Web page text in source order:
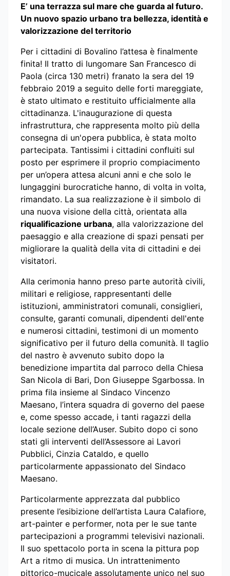
E’ una terrazza sul mare che guarda al futuro.
Un nuovo spazio urbano tra bellezza, identità e
valorizzazione del territorio
Per i cittadini di Bovalino l’attesa è finalmente
finita! Il tratto di lungomare San Francesco di
Paola (circa 130 metri) franato la sera del 19
febbraio 2019 a seguito delle forti mareggiate,
è stato ultimato e restituito ufficialmente alla
cittadinanza. L'inaugurazione di questa
infrastruttura, che rappresenta molto più della
consegna di un'opera pubblica, è stata molto
partecipata. Tantissimi i cittadini confluiti sul
posto per esprimere il proprio compiacimento
per un’opera attesa alcuni anni e che solo le
lungaggini burocratiche hanno, di volta in volta,
rimandato. La sua realizzazione è il simbolo di
una nuova visione della città, orientata alla
riqualificazione urbana, alla valorizzazione del
paesaggio e alla creazione di spazi pensati per
migliorare la qualità della vita di cittadini e dei
visitatori.
Alla cerimonia hanno preso parte autorità civili,
militari e religiose, rappresentanti delle
istituzioni, amministratori comunali, consiglieri,
consulte, garanti comunali, dipendenti dell'ente
e numerosi cittadini, testimoni di un momento
significativo per il futuro della comunità. Il taglio
del nastro è avvenuto subito dopo la
benedizione impartita dal parroco della Chiesa
San Nicola di Bari, Don Giuseppe Sgarbossa. In
prima fila insieme al Sindaco Vincenzo
Maesano, l’intera squadra di governo del paese
e, come spesso accade, i tanti ragazzi della
locale sezione dell’Auser. Subito dopo ci sono
stati gli interventi dell’Assessore ai Lavori
Pubblici, Cinzia Cataldo, e quello
particolarmente appassionato del Sindaco
Maesano.
Particolarmente apprezzata dal pubblico
presente l’esibizione dell’artista Laura Calafiore,
art-painter e performer, nota per le sue tante
partecipazioni a programmi televisivi nazionali.
Il suo spettacolo porta in scena la pittura pop
Art a ritmo di musica. Un intrattenimento
pittorico-mucicale assolutamente unico nel suo